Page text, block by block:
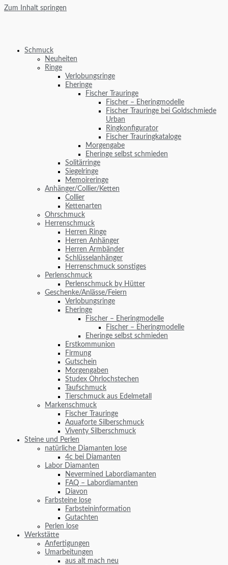
Zum Inhalt springen
Schmuck
Neuheiten
Ringe
Verlobungsringe
Eheringe
Fischer Trauringe
Fischer – Eheringmodelle
Fischer Trauringe bei Goldschmiede
Urban
Ringkonfigurator
Fischer Trauringkataloge
Morgengabe
Eheringe selbst schmieden
Solitärringe
Siegelringe
Memoireringe
Anhänger/Collier/Ketten
Collier
Kettenarten
Ohrschmuck
Herrenschmuck
Herren Ringe
Herren Anhänger
Herren Armbänder
Schlüsselanhänger
Herrenschmuck sonstiges
Perlenschmuck
Perlenschmuck by Hütter
Geschenke/Anlässe/Feiern
Verlobungsringe
Eheringe
Fischer – Eheringmodelle
Fischer – Eheringmodelle
Eheringe selbst schmieden
Erstkommunion
Firmung
Gutschein
Morgengaben
Studex Ohrlochstechen
Taufschmuck
Tierschmuck aus Edelmetall
Markenschmuck
Fischer Trauringe
Aquaforte Silberschmuck
Viventy Silberschmuck
Steine und Perlen
natürliche Diamanten lose
4c bei Diamanten
Labor Diamanten
Nevermined Labordiamanten
FAQ – Labordiamanten
Diavon
Farbsteine lose
Farbsteininformation
Gutachten
Perlen lose
Werkstätte
Anfertigungen
Umarbeitungen
aus alt mach neu